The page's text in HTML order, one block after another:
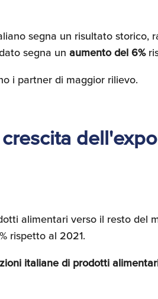
segna un risultato storico,
segna un aumento del 6%
i partner di maggior rilievo.
alimentari verso il resto del
rispetto al 2021.
italiane di prodotti